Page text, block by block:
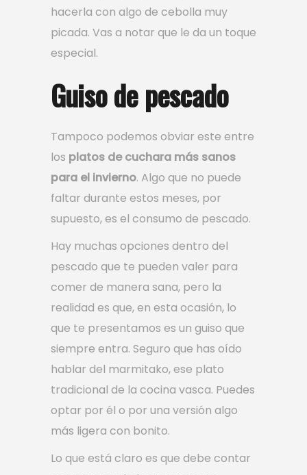
hacerla con algo de cebolla muy
picada. Vas a notar que le da un toque
especial.
Guiso de pescado
Tampoco podemos obviar este entre
los platos de cuchara más sanos
para el invierno. Algo que no puede
faltar durante estos meses, por
supuesto, es el consumo de pescado.
Hay muchas opciones dentro del
pescado que te pueden valer para
comer de manera sana, pero la
realidad es que, en esta ocasión, lo
que te presentamos es un guiso que
siempre entra. Seguro que has oído
hablar del marmitako, ese plato
tradicional de la cocina vasca. Puedes
optar por él o por una versión algo
más ligera con bonito.
Lo que está claro es que debe contar